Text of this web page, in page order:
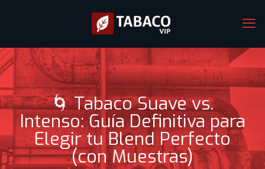
🌀 Tabaco Suave vs.
Intenso: Guía Definitiva para
Elegir tu Blend Perfecto
(con Muestras)